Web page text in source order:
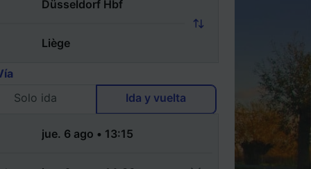
Solo ida
Ida y vuelta